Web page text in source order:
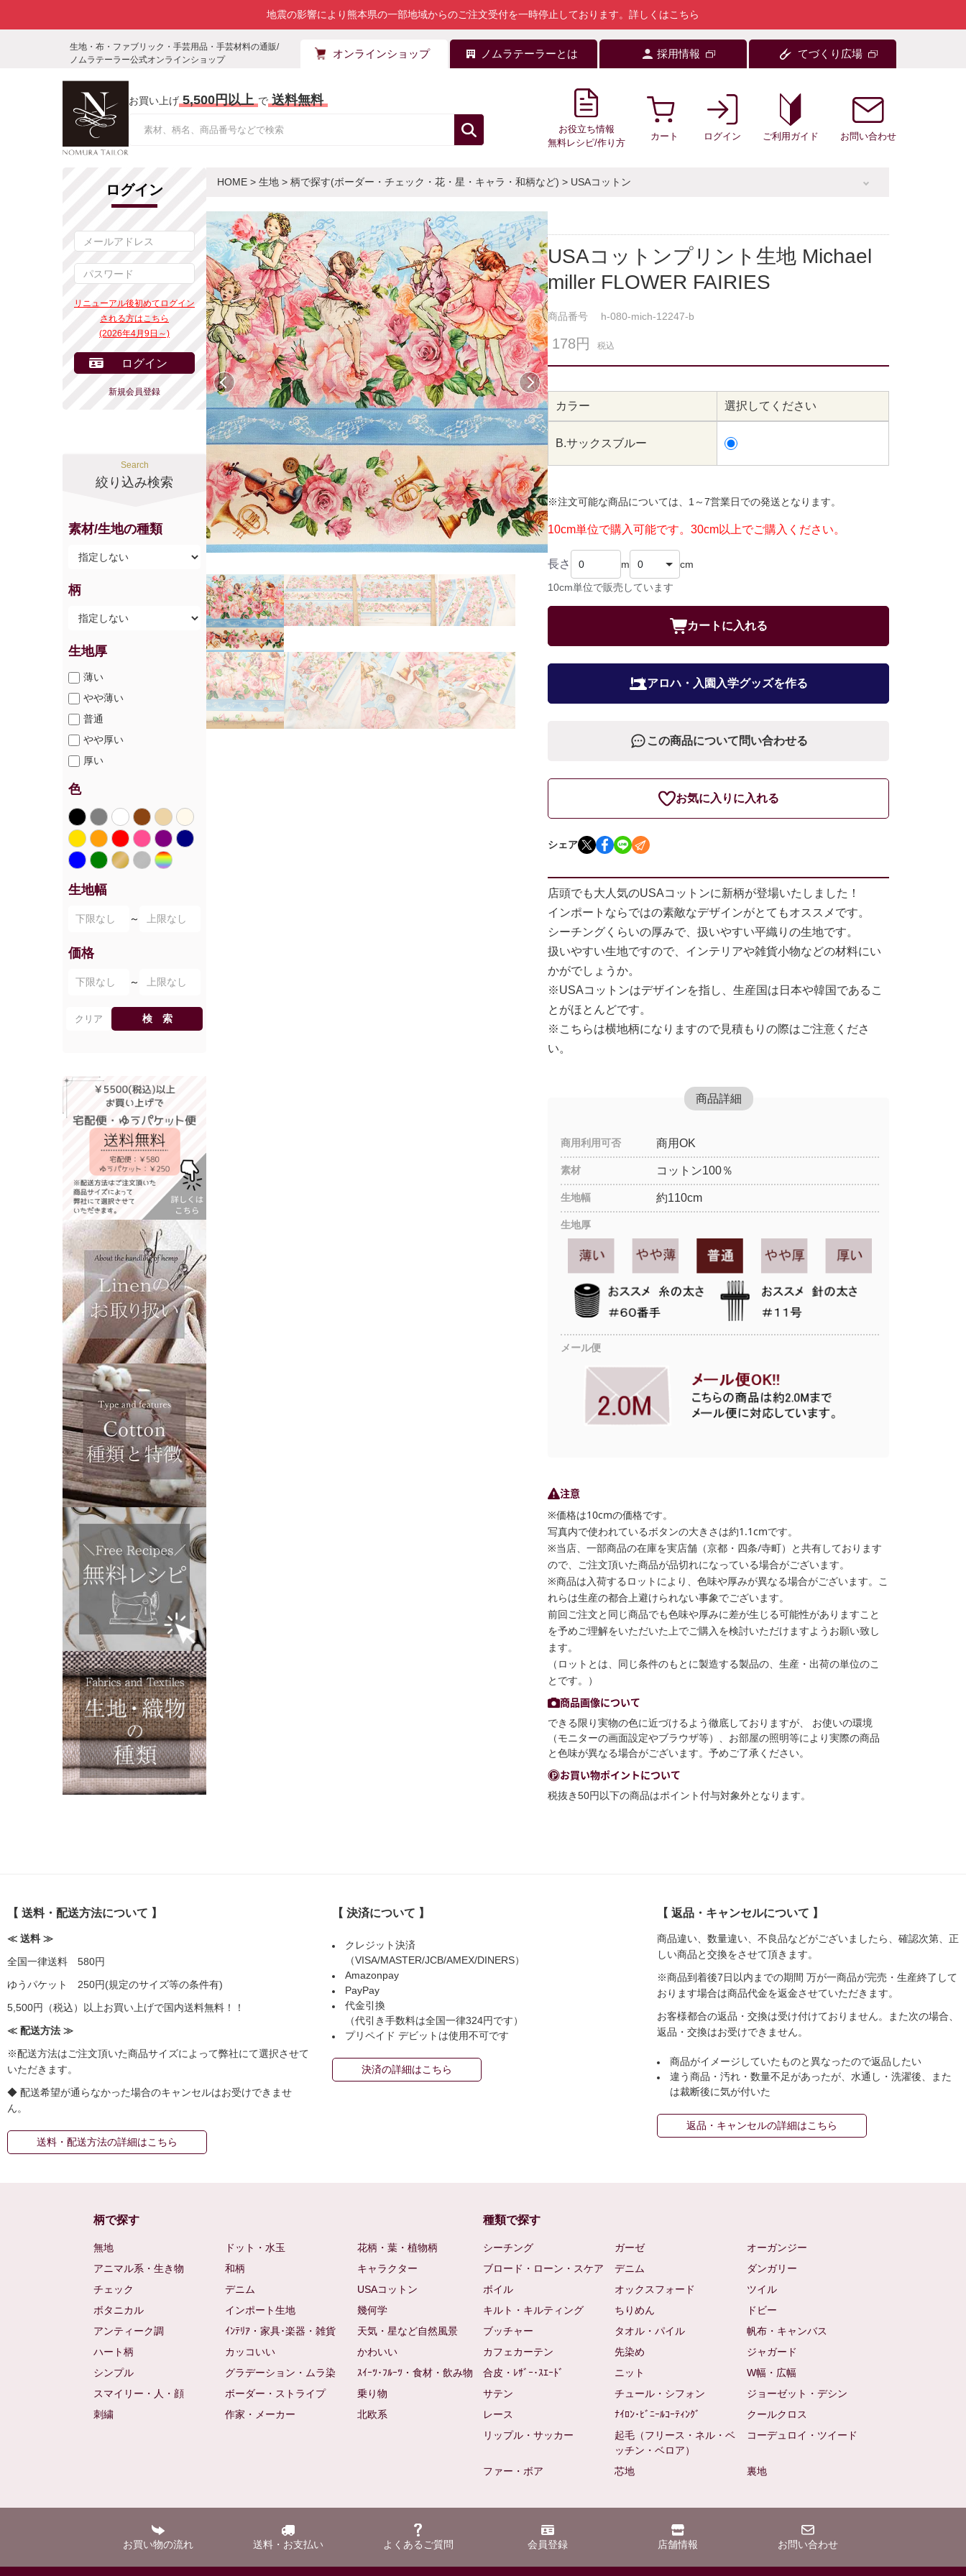
地震の影響により熊本県の一部地域からのご注文受付を一時停止しております。 詳しくはこちら
生地・布・ファブリック・手芸用品・手芸材料の通販/
ノムラテーラー公式オンラインショップ
オンラインショップ ノムラテーラーとは 採用情報 てづくり広場
お買い上げ 5,500円以上 で 送料無料
お役立ち情報
無料レシピ/作り方
カート ログイン ご利用ガイド お問い合わせ
ログイン
リニューアル後初めてログイン
される方はこちら
(2026年4月9日～)
ログイン
新規会員登録
Search
絞り込み検索
素材/生地の種類
柄
生地厚
薄い
やや薄い
普通
やや厚い
厚い
色
生地幅
～
価格
～
クリア 検 索
HOME > 生地 > 柄で探す(ボーダー・チェック・花・星・キャラ・和柄など) > USAコットン
前へ 次へ
USAコットンプリント生地 Michael
miller FLOWER FAIRIES
商品番号 h-080-mich-12247-b
178円 税込
カラー 選択してください
B.サックスブルー
※注文可能な商品については、1～7営業日での発送となります。
10cm単位で購入可能です。30cm以上でご購入ください。
長さ m cm
10cm単位で販売しています
カートに入れる
アロハ・入園入学グッズを作る
この商品について問い合わせる
お気に入りに入れる
シェア
店頭でも大人気のUSAコットンに新柄が登場いたしました！
インポートならではの素敵なデザインがとてもオススメです。
シーチングくらいの厚みで、扱いやすい平織りの生地です。
扱いやすい生地ですので、インテリアや雑貨小物などの材料にい
かがでしょうか。
※USAコットンはデザインを指し、生産国は日本や韓国であるこ
とがほとんどです。
※こちらは横地柄になりますので見積もりの際はご注意くださ
い。
商品詳細
商用利用可否 商用OK
素材 コットン100％
生地幅 約110cm
生地厚
メール便
注意
※価格は10cmの価格です。
写真内で使われているボタンの大きさは約1.1cmです。
※当店、一部商品の在庫を実店舗（京都・四条/寺町）と共有しております
ので、ご注文頂いた商品が品切れになっている場合がございます。
※商品は入荷するロットにより、色味や厚みが異なる場合がございます。こ
れらは生産の都合上避けられない事象でございます。
前回ご注文と同じ商品でも色味や厚みに差が生じる可能性がありますこと
を予めご理解をいただいた上でご購入を検討いただけますようお願い致し
ます。
（ロットとは、同じ条件のもとに製造する製品の、生産・出荷の単位のこ
とです。）
商品画像について
できる限り実物の色に近づけるよう徹底しておりますが、 お使いの環境
（モニターの画面設定やブラウザ等）、お部屋の照明等により実際の商品
と色味が異なる場合がございます。予めご了承ください。
お買い物ポイントについて
税抜き50円以下の商品はポイント付与対象外となります。
【 送料・配送方法について 】
≪ 送料 ≫
全国一律送料 580円
ゆうパケット 250円(規定のサイズ等の条件有)
5,500円（税込）以上お買い上げで国内送料無料！！
≪ 配送方法 ≫
※配送方法はご注文頂いた商品サイズによって弊社にて選択させて
いただきます。
◆ 配送希望が通らなかった場合のキャンセルはお受けできませ
ん。
送料・配送方法の詳細はこちら
【 決済について 】
クレジット決済
（VISA/MASTER/JCB/AMEX/DINERS）
Amazonpay
PayPay
代金引換
（代引き手数料は全国一律324円です）
プリペイド デビットは使用不可です
決済の詳細はこちら
【 返品・キャンセルについて 】
商品違い、数量違い、不良品などがございましたら、確認次第、正
しい商品と交換をさせて頂きます。
※商品到着後7日以内までの期間 万が一商品が完売・生産終了して
おります場合は商品代金を返金させていただきます。
お客様都合の返品・交換は受け付けておりません。また次の場合、
返品・交換はお受けできません。
商品がイメージしていたものと異なったので返品したい
違う商品・汚れ・数量不足があったが、水通し・洗濯後、また
は裁断後に気が付いた
返品・キャンセルの詳細はこちら
柄で探す
無地 ドット・水玉
花柄・葉・植物柄
アニマル系・生き物
和柄
キャラクター
チェック
デニム
USAコットン
ボタニカル
インポート生地
幾何学
アンティーク調
ｲﾝﾃﾘｱ・家具･楽器・雑貨
天気・星など自然風景
ハート柄
カッコいい
かわいい
シンプル
グラデーション・ムラ染
ｽｲｰﾂ･ﾌﾙｰﾂ・食材・飲み物
スマイリー・人・顔
ボーダー・ストライプ
乗り物
刺繍
作家・メーカー 北欧系
種類で探す
シーチング ガーゼ
オーガンジー
ブロード・ローン・スケア
デニム
ダンガリー
ボイル
オックスフォード
ツイル
キルト・キルティング
ちりめん
ドビー
ブッチャー
タオル・パイル
帆布・キャンバス
カフェカーテン
先染め
ジャガード
合皮・ﾚｻﾞｰ･ｽｴｰﾄﾞ
ニット
W幅・広幅
サテン
チュール・シフォン
ジョーゼット・デシン
レース
ﾅｲﾛﾝ･ﾋﾞﾆｰﾙｺｰﾃｨﾝｸﾞ
クールクロス
リップル・サッカー
起毛（フリース・ネル・ベ
ッチン・ベロア）
コーデュロイ・ツイード
ファー・ボア 芯地 裏地
お買い物の流れ 送料・お支払い よくあるご質問 会員登録 店舗情報 お問い合わせ